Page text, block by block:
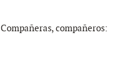
Compañeras, compañeros: